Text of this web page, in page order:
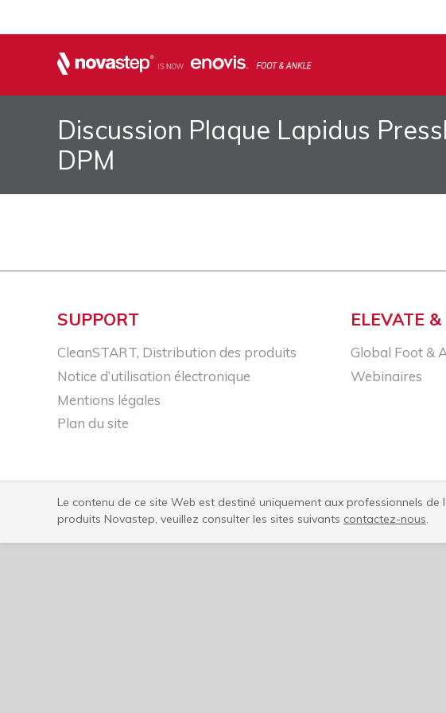
Discussion Plaque Lapidus
DPM
SUPPORT
CleanSTART, Distribution des produits
Notice d’utilisation électronique
Mentions légales
Plan du site
ELEVATE
Global Foot &
Webinaires
Le contenu de ce site Web est destiné uniquement aux professionnels
produits Novastep, veuillez consulter les sites suivants contactez-nous​.